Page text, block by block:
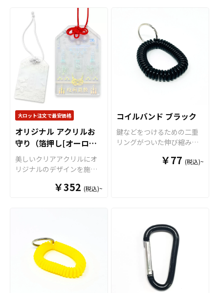
撮影・持ち歩き・ディスプ
レイをワンランクUP！すべ
て国内生産のメイド・イ
ン・ジャパン製品です！販
売に必要な資材も取り揃え
ておりますので、お客様に
はデザインを入稿していた
だくだけでオリジナル商品
として販売していただくこ
とができます。オリジナル
グッズの制作やOEMをご検
討中の業者様もお気軽にご
相談ください。 推し活シー
ンと親和性が高く、SNSへ
の投稿もされやすいアイテ
ムですので、アニメやゲー
グッズ、スポーツチーム応
の推し活グッズとしても最
適です。
ろんマザーズバッグや通勤
バッグ、コミケ・同人グッ
ズ配布のサブバッグとして
も幅広く活躍します。複雑
な形状や色数の多いデザイ
ンでも印刷単価が従来方式
に比べて比較的リーズナブ
ルとなっていることも特徴
です。企業やショップのノ
ベルティ、フェスやイベン
ト、アニメグッズ等の販促
品等様々なシーンでご利用
いただける人気のアイテム
です。OEMなどの販売に必
要な資材も取り揃えており
ますので、お客様にはデザ
インをご入稿いただくだけ
でオリジナル商品として販
売していただくことができ
同人グッズ販売など様々な
業界に人気です。 国内生産
で短納期、小ロットからの
製作も承っておりますの
で、個人のお客様から企
守りが作れます。煌びやか
な風合いの金糸と銀糸も使
用することができますの
で、より高級感の特別なオ
リジナルお守りもお楽しみ
いただけます。またデザイ
す。 お守りを彩るメガネ紐
は、デザインに合わせてお
選びいただける全5色のカラ
ーをご用意いたしました。
ラクターのライブやイベン
です。 販売に必要な資材も
取り揃えておりますので、
お客様にはデザインを入稿
していただくだけでオリジ
ナル商品として販売してい
ただくことができます。国
内生産で小ロットからの制
大ロット注文で最安価格
オリジナル アクリルお
守り（箔押し[オーロ
ラ]）
美しいクリアアクリルにオ
リジナルのデザインを施す
アクリルお守り」です。 ア
美しい「両面印刷」、デザ
インがきらびやかに輝く
「箔押し」など、複数のプ
リント方法をご用意してお
ります。透明度が高いクリ
￥352 (税込)~
コイルバンド ブラック
鍵などをつけるための二重
リングがついた伸び縮みす
ンドです。 防水・軽量で柔
クセントとしても最適で
￥77 (税込)~